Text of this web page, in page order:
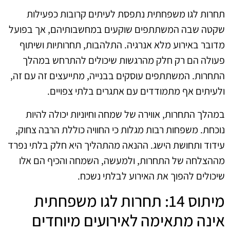
תחרות לגו משפחתית נתפסת לעיתים קרובות כפעילות
שקטה שבה המשתתפים שוקעים במחשבותיהם, אך בפועל
מדובר באירוע מלא אנרגיה. התלהבות, תחרותיות ושיתוף
פעולה הם רק חלק מהרגשות שיכולים להתרחש במהלך
התחרות. המשתתפים עוסקים בבנייה, מתייעצים זה עם זה,
ולעיתים אף מתמודדים עם אתגרים בלתי צפויים.
במהלך התחרות, אווירה של שמחה וחיוניות יכולה להיות
נוכחת. משפחות רבות מגלות כי החוויה כוללת הרבה צחוק,
עידוד ותחושת הישג. ההנאה מהתהליך היא חלק בלתי נפרד
מההצלחה של התחרות, ולמעשה, השמחה והכיף הם אלו
שיכולים להפוך את האירוע לבלתי נשכח.
מיתוס 14: תחרות לגו משפחתית
אינה מתאימה לאירועים מיוחדים